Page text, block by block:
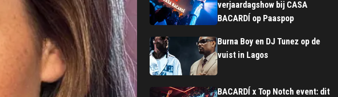
verjaardagshow bij CASA
BACARDÍ op Paaspop
Burna Boy en DJ Tunez op de
vuist in Lagos
BACARDÍ x Top Notch event: dit